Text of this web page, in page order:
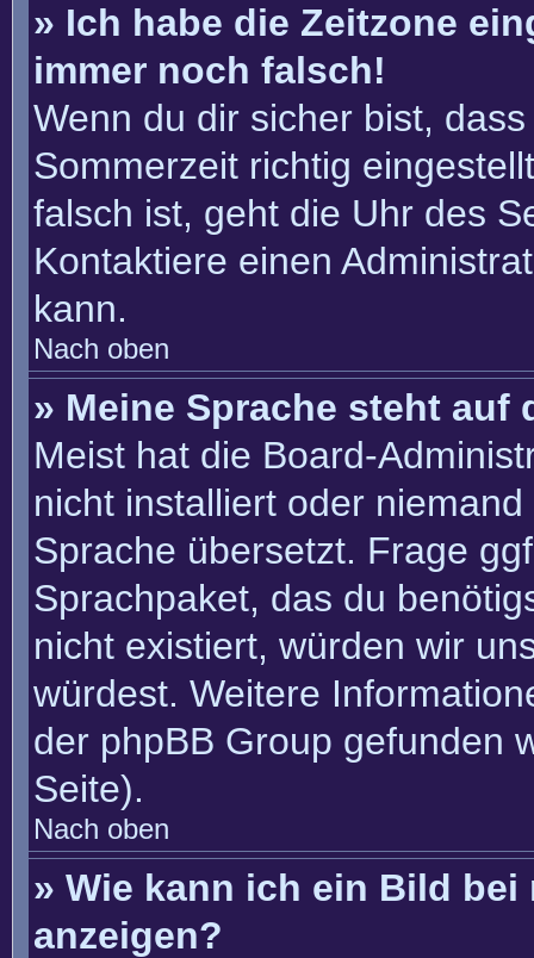
» Ich habe die Zeitzone
immer noch falsch!
Wenn du dir sicher bist,
Sommerzeit richtig
falsch ist, geht die Uhr des
Kontaktiere einen
kann.
Nach oben
» Meine Sprache steht
Meist hat die Board-
nicht installiert oder
Sprache übersetzt. Frage
Sprachpaket, das du
nicht existiert, würden wir
würdest. Weitere
der phpBB Group gefunden
Seite).
Nach oben
» Wie kann ich ein Bild bei
anzeigen?